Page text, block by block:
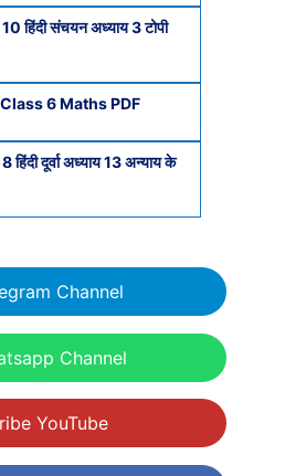
हिंदी संचयन अध्याय 3 टोपी
6 Maths PDF
हिंदी दूर्वा अध्याय 13 अन्याय के
Channel
Channel
YouTube